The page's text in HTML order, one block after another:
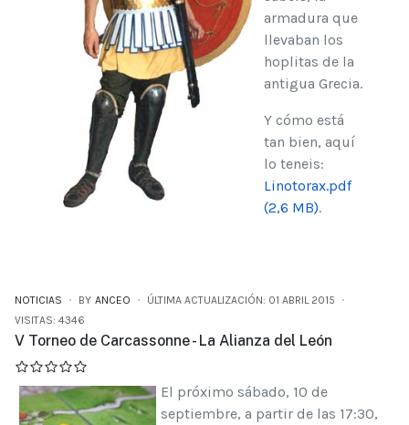
armadura que
llevaban los
hoplitas de la
antigua Grecia.
Y cómo está
tan bien, aquí
lo teneis:
Linotorax.pdf
(2,6 MB).
NOTICIAS BY ANCEO
ÚLTIMA ACTUALIZACIÓN: 01 ABRIL 2015
VISITAS: 4346
V Torneo de Carcassonne - La Alianza del León
El próximo sábado, 10 de
septiembre, a partir de las 17:30,